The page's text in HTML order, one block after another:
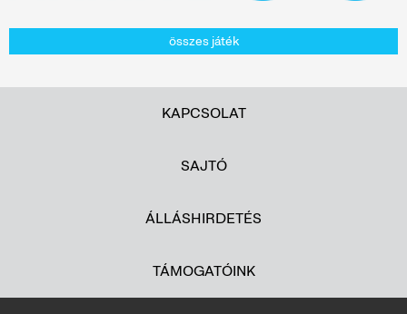
összes játék
KAPCSOLAT
SAJTÓ
ÁLLÁSHIRDETÉS
TÁMOGATÓINK